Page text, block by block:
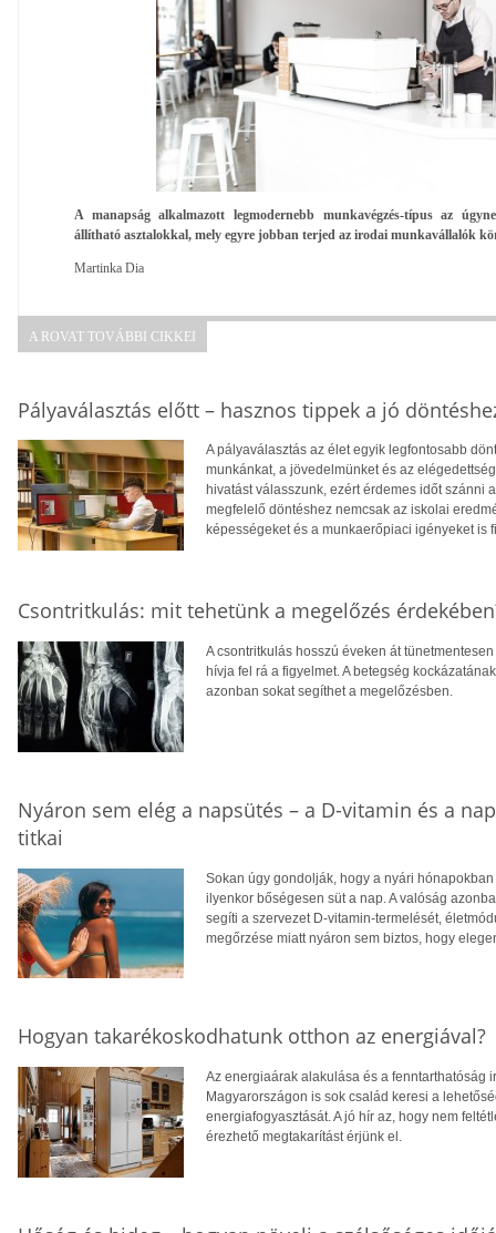
A manapság alkalmazott legmodernebb munkavégzés-típus az
állítható asztalokkal, mely egyre jobban terjed az irodai munkavállalók
Martinka Dia
A ROVAT TOVÁBBI CIKKEI
Pályaválasztás előtt – hasznos tippek a jó
A pályaválasztás az élet egyik legfontosabb
munkánkat, a jövedelmünket és az
hivatást válasszunk, ezért érdemes időt szánni
megfelelő döntéshez nemcsak az iskolai
képességeket és a munkaerőpiaci igényeket is
Csontritkulás: mit tehetünk a megelőzés
A csontritkulás hosszú éveken át
hívja fel rá a figyelmet. A betegség
azonban sokat segíthet a megelőzésben.
Nyáron sem elég a napsütés – a D-vitamin és a
titkai
Sokan úgy gondolják, hogy a nyári
ilyenkor bőségesen süt a nap. A valóság
segíti a szervezet D-vitamin-termelését,
megőrzése miatt nyáron sem biztos, hogy
Hogyan takarékoskodhatunk otthon az energiával?
Az energiaárak alakulása és a fenntarthatóság
Magyarországon is sok család keresi a
energiafogyasztását. A jó hír az, hogy nem
érezhető megtakarítást érjünk el.